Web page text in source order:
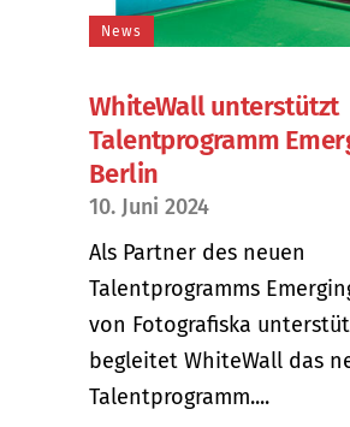
News
WhiteWall unterstützt
Talentprogramm
Berlin
10. Juni 2024
Als Partner des neuen
Talentprogramms
von Fotografiska
begleitet WhiteWall das
Talentprogramm....